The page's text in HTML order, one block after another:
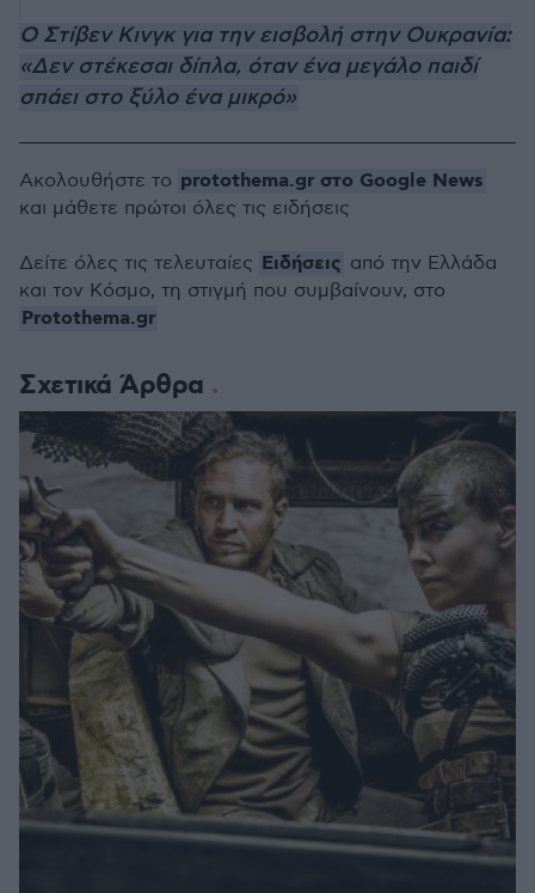
Ο Στίβεν Κινγκ για την εισβολή στην Ουκρανία:
«Δεν στέκεσαι δίπλα, όταν ένα μεγάλο παιδί
σπάει στο ξύλο ένα μικρό»
Σχετικά Άρθρα
Ακολουθήστε το protothema.gr στο Google News
και μάθετε πρώτοι όλες τις ειδήσεις
Δείτε όλες τις τελευταίες Ειδήσεις από την Ελλάδα
και τον Κόσμο, τη στιγμή που συμβαίνουν, στο
Protothema.gr